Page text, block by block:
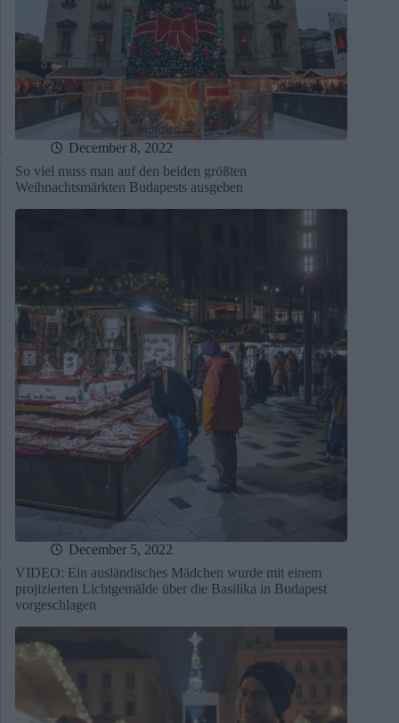
December 8, 2022
So viel muss man auf den beiden größten
Weihnachtsmärkten Budapests ausgeben
December 5, 2022
VIDEO: Ein ausländisches Mädchen wurde mit einem
projizierten Lichtgemälde über die Basilika in Budapest
vorgeschlagen